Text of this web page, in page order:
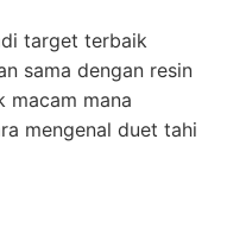
target terbaik
sama dengan resin
macam mana
mengenal duet tahi